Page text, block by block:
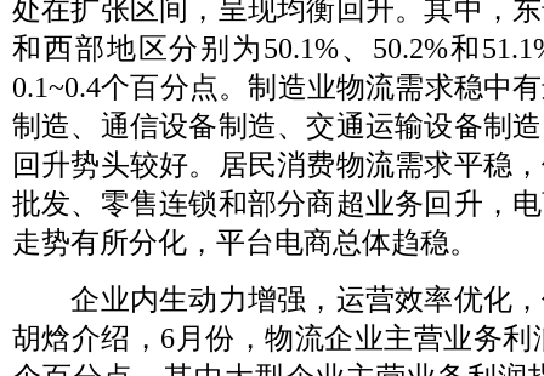
处在扩张区间，呈现均衡回升。其中，
和西部地区分别为50.1%、50.2%和
0.1~0.4个百分点。制造业物流需求稳中
制造、通信设备制造、交通运输设备制
回升势头较好。居民消费物流需求平稳
批发、零售连锁和部分商超业务回升，
走势有所分化，平台电商总体趋稳。
企业内生动力增强，运营效率优化，
胡焓介绍，6月份，物流企业主营业务利